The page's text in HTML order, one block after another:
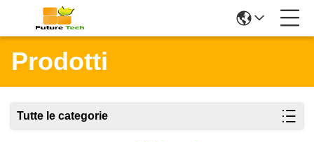
Prodotti
Tutte le categorie